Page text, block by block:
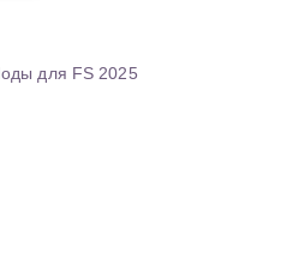
для FS 2025